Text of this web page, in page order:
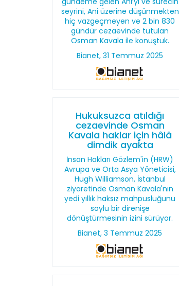
seyrini, Ani üzerine düşünmekten
hiç vazgeçmeyen ve 2 bin 830
gündür cezaevinde tutulan
Osman Kavala ile konuştuk.
Bianet, 31 Temmuz 2025
Hukuksuzca atıldığı
cezaevinde Osman
Kavala haklar için hâlâ
dimdik ayakta
İnsan Hakları Gözlem'in (HRW)
Avrupa ve Orta Asya Yöneticisi,
Hugh Williamson, İstanbul
ziyaretinde Osman Kavala'nın
yedi yıllık haksız mahpusluğunu
soylu bir direnişe
dönüştürmesinin izini sürüyor.
Bianet, 3 Temmuz 2025